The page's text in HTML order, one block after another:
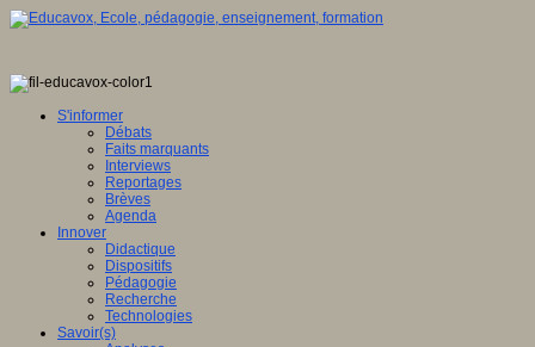
S'informer
Débats
Faits marquants
Interviews
Reportages
Brèves
Agenda
Innover
Didactique
Dispositifs
Pédagogie
Recherche
Technologies
Savoir(s)